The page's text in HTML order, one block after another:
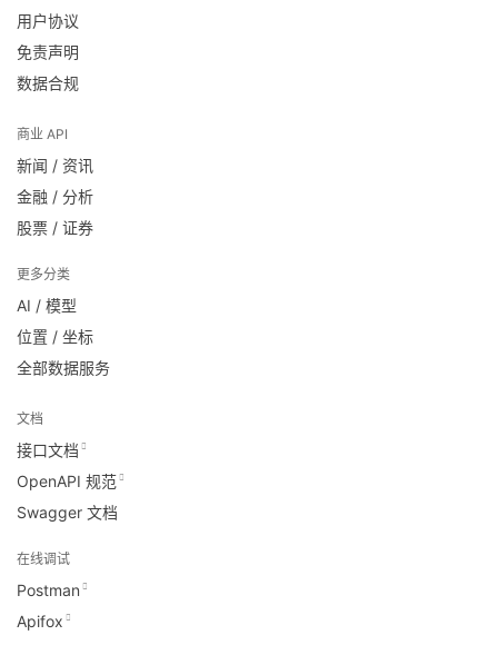
用户协议
免责声明
数据合规
商业 API
新闻 / 资讯
金融 / 分析
股票 / 证券
更多分类
AI / 模型
位置 / 坐标
全部数据服务
文档
接口文档
OpenAPI 规范
Swagger 文档
在线调试
Postman
Apifox